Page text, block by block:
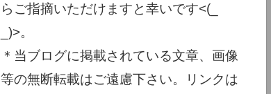
らご指摘いただけますと幸いです<(_
_)>。
＊当ブログに掲載されている文章、画像
等の無断転載はご遠慮下さい。リンクは